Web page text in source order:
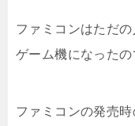
ファミコンはただ
ゲーム機になったの
ファミコンの発売